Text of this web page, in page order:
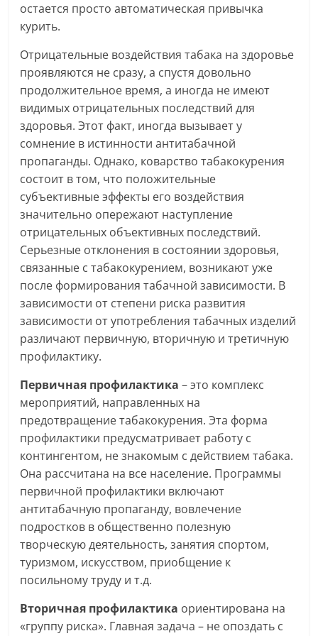
остается просто автоматическая привычка
курить.
Отрицательные воздействия табака на здоровье
проявляются не сразу, а спустя довольно
продолжительное время, а иногда не имеют
видимых отрицательных последствий для
здоровья. Этот факт, иногда вызывает у
сомнение в истинности антитабачной
пропаганды. Однако, коварство табакокурения
состоит в том, что положительные
субъективные эффекты его воздействия
значительно опережают наступление
отрицательных объективных последствий.
Серьезные отклонения в состоянии здоровья,
связанные с табакокурением, возникают уже
после формирования табачной зависимости. В
зависимости от степени риска развития
зависимости от употребления табачных изделий
различают первичную, вторичную и третичную
профилактику.
Первичная профилактика – это комплекс
мероприятий, направленных на
предотвращение табакокурения. Эта форма
профилактики предусматривает работу с
контингентом, не знакомым с действием табака.
Она рассчитана на все население. Программы
первичной профилактики включают
антитабачную пропаганду, вовлечение
подростков в общественно полезную
творческую деятельность, занятия спортом,
туризмом, искусством, приобщение к
посильному труду и т.д.
Вторичная профилактика ориентирована на
«группу риска». Главная задача – не опоздать с